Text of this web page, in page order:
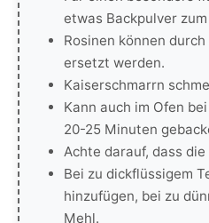
etwas Backpulver
Rosinen können
ersetzt werden.
Kaiserschmarrn
Kann auch im Ofen
20-25 Minuten
Achte darauf, dass
Bei zu dickflüssigem
hinzufügen, bei zu
Mehl.